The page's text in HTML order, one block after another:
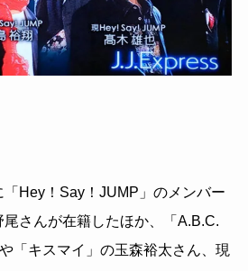
Hey！Say！JUMP」 のメンバー
さんが在籍したほか、「A.B.C.
「キスマイ」の玉森裕太さん、現